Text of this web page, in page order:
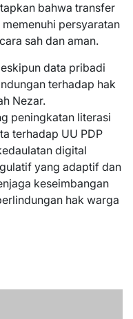
bahwa transfer
persyaratan
sah dan aman.
data pribadi
terhadap hak
Nezar.
peningkatan literasi
terhadap UU PDP
digital
yang adaptif dan
keseimbangan
hak warga